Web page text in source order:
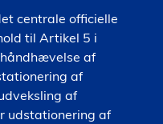
centrale officielle
til Artikel 5 i
af
af
af
udstationering af